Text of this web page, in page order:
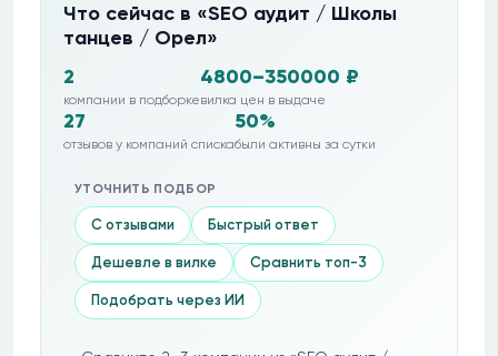
Что сейчас в «SEO аудит / Школы
танцев / Орел»
2
компании в подборке
4800–350000 ₽
вилка цен в выдаче
27
отзывов у компаний списка
50%
были активны за сутки
УТОЧНИТЬ ПОДБОР
С отзывами Быстрый ответ
Дешевле в вилке Сравнить топ-3
Подобрать через ИИ